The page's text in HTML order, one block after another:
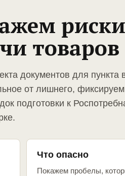
товаров
документов для пункта
от лишнего,
подготовки к
Что опасно
Покажем пробелы,